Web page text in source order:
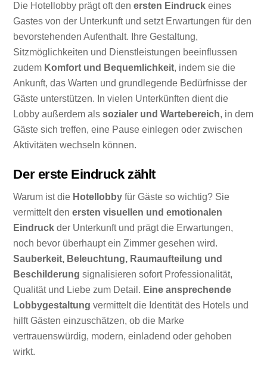
Die Hotellobby prägt oft denersten Eindruck eines
Gastes von der Unterkunft und setzt Erwartungen für den
bevorstehenden Aufenthalt. Ihre Gestaltung,
Sitzmöglichkeiten und Dienstleistungen beeinflussen
zudem Komfort und Bequemlichkeit, indem sie die
Ankunft, das Warten und grundlegende Bedürfnisse der
Gäste unterstützen. In vielen Unterkünften dient die
Lobby außerdem alssozialer und Wartebereich, in dem
Gäste sich treffen, eine Pause einlegen oder zwischen
Aktivitäten wechseln können.
Der erste Eindruck zählt
Warum ist die Hotellobby für Gäste so wichtig? Sie
vermittelt denersten visuellen und emotionalen
Eindruck der Unterkunft und prägt die Erwartungen,
noch bevor überhaupt ein Zimmer gesehen wird.
Sauberkeit, Beleuchtung, Raumaufteilung und
Beschilderung signalisieren sofort Professionalität,
Qualität und Liebe zum Detail. Eine ansprechende
Lobbygestaltung vermittelt die Identität des Hotels und
hilft Gästen einzuschätzen, ob die Marke
vertrauenswürdig, modern, einladend oder gehoben
wirkt.